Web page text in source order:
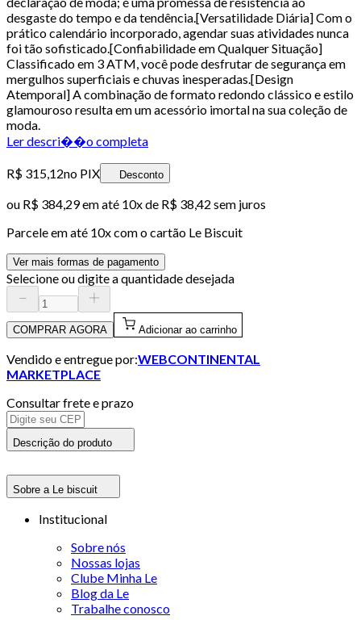
desgaste do tempo e da tendência.[Versatilidade Diária] Com o
prático calendário incorporado, agendar suas atividades nunca
foi tão sofisticado.[Confiabilidade em Qualquer Situação]
Classificado em 3 ATM, você pode desfrutar de segurança em
mergulhos superficiais e chuvas inesperadas.[Design
Atemporal] A combinação de formato redondo clássico e estilo
glamouroso resulta em um acessório imortal na sua coleção de
moda.
Ler descri��o completa
R$ 315,12no PIX Desconto
ou R$ 384,29em até 10x de R$ 38,42 sem juros
Parcele em até 10x com o cartão Le Biscuit
Ver mais formas de pagamento
Selecione ou digite a quantidade desejada
COMPRAR AGORA Adicionar ao carrinho
Vendido e entregue por:WEBCONTINENTAL
MARKETPLACE
Consultar frete e prazo
Descrição do produto
Sobre a Le biscuit
Institucional
Sobre nós
Nossas lojas
Clube Minha Le
Blog da Le
Trabalhe conosco